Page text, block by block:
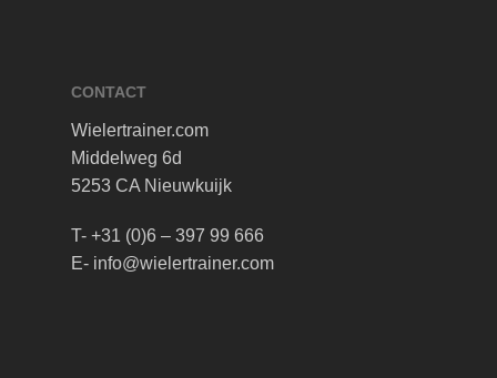
CONTACT
Wielertrainer.com
Middelweg 6d
5253 CA Nieuwkuijk
T- +31 (0)6 – 397 99 666
E- info@wielertrainer.com